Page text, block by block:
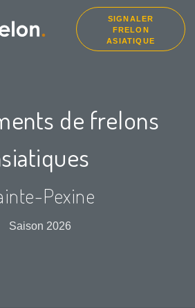
SIGNALER
FRELON
ASIATIQUE
de frelons
Pexine
Saison 2026